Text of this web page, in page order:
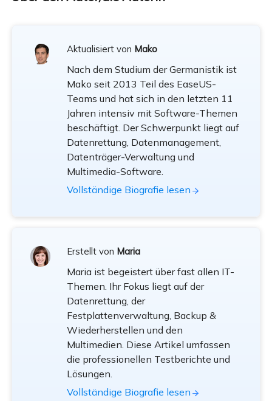
Aktualisiert von Mako
Nach dem Studium der Germanistik ist
Mako seit 2013 Teil des EaseUS-
Teams und hat sich in den letzten 11
Jahren intensiv mit Software-Themen
beschäftigt. Der Schwerpunkt liegt auf
Datenrettung, Datenmanagement,
Datenträger-Verwaltung und
Multimedia-Software.
Vollständige Biografie lesen
Erstellt von Maria
Maria ist begeistert über fast allen IT-
Themen. Ihr Fokus liegt auf der
Datenrettung, der
Festplattenverwaltung, Backup &
Wiederherstellen und den
Multimedien. Diese Artikel umfassen
die professionellen Testberichte und
Lösungen.
Vollständige Biografie lesen